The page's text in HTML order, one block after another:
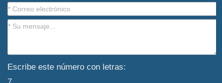
Escribe este número con letras: